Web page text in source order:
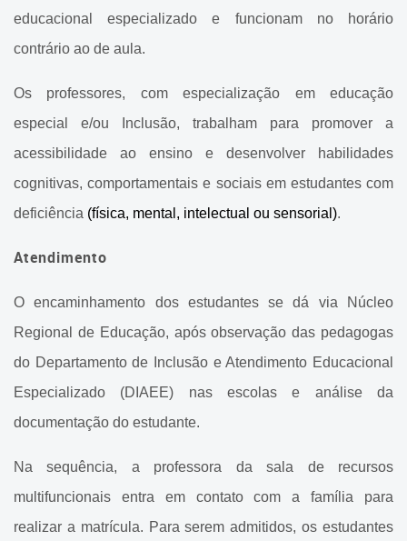
Gerência de Ensino
Especializado
Classes Especiais
Escolas Especiais
Domiciliar
Hospitalar
Gerência de Atendimento
Gerência de Atendimento
CMAEEs
Sala de Recursos
Multifuncionais
Sala de Recursos de
educacional especializado e funcionam no horário
contrário ao de aula.
Os professores, com especialização em educação
especial e/ou Inclusão, trabalham para promover a
acessibilidade ao ensino e desenvolver habilidades
cognitivas, comportamentais e sociais em estudantes com
deficiência (física, mental, intelectual ou sensorial).
Atendimento
O encaminhamento dos estudantes se dá via Núcleo
Regional de Educação, após observação das pedagogas
do Departamento de Inclusão e Atendimento Educacional
Especializado (DIAEE) nas escolas e análise da
documentação do estudante.
Na sequência, a professora da sala de recursos
multifuncionais entra em contato com a família para
realizar a matrícula. Para serem admitidos, os estudantes